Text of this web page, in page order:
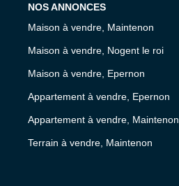
NOS ANNONCES
Maison à vendre, Maintenon
Maison à vendre, Nogent le roi
Maison à vendre, Epernon
Appartement à vendre, Epernon
Appartement à vendre, Maintenon
Terrain à vendre, Maintenon